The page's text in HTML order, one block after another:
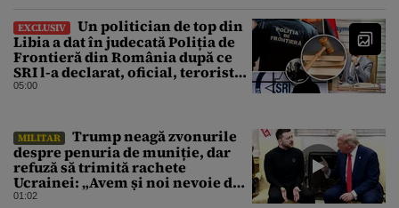
EXCLUSIV
Un politician de top din
Libia a dat în judecată Poliția de
Frontieră din România după ce
SRI l-a declarat, oficial, terorist
ISIS
05:00
MILITAR
Trump neagă zvonurile
despre penuria de muniție, dar
refuză să trimită rachete
Ucrainei: „Avem și noi nevoie de
rachete”
01:02